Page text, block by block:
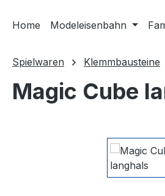
Home Modeleisenbahn
Spielwaren Klemmbausteine
Magic Cube
Bildergalerie überspringen